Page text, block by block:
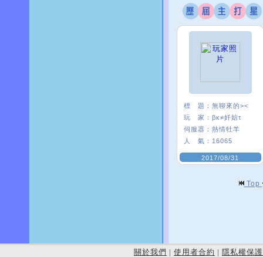
標 題： 無聊來的><
玩 家： βκ≠奷娮τ
伺服器： 熱情牡羊
人 氣： 16065
2017/08/31
Top
關於我們 | 使用者合約 | 隱私權保護